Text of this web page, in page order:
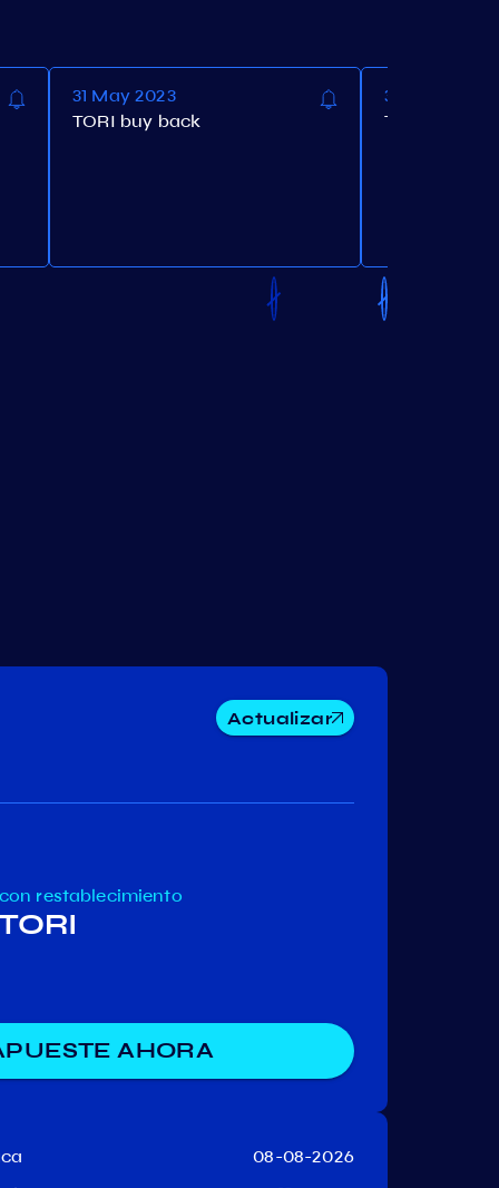
31 May 2023
TORI buy back
31 May 2023
TORI burn
Actualizar
con restablecimiento
AHORA
08-08-2026